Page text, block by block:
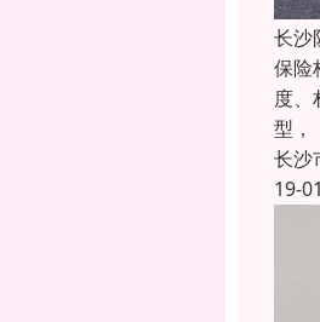
长沙
保险
度、
型，
长沙
19-